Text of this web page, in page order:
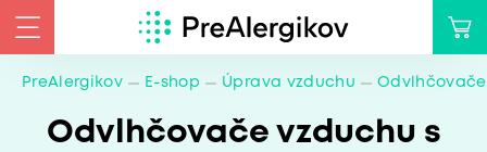
PreAlergikov E-shop Úprava vzduchu
Odvlhčovače vzduchu s